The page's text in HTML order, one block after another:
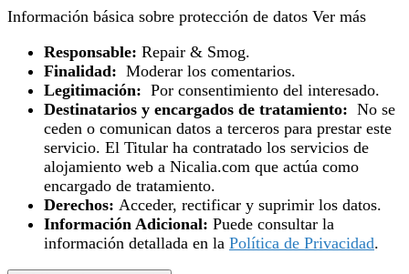
Información básica sobre protección de datos Ver más
Responsable: Repair & Smog.
Finalidad: Moderar los comentarios.
Legitimación: Por consentimiento del interesado.
Destinatarios y encargados de tratamiento: No se
ceden o comunican datos a terceros para prestar este
servicio. El Titular ha contratado los servicios de
alojamiento web a Nicalia.com que actúa como
encargado de tratamiento.
Derechos: Acceder, rectificar y suprimir los datos.
Información Adicional: Puede consultar la
información detallada en la Política de Privacidad.